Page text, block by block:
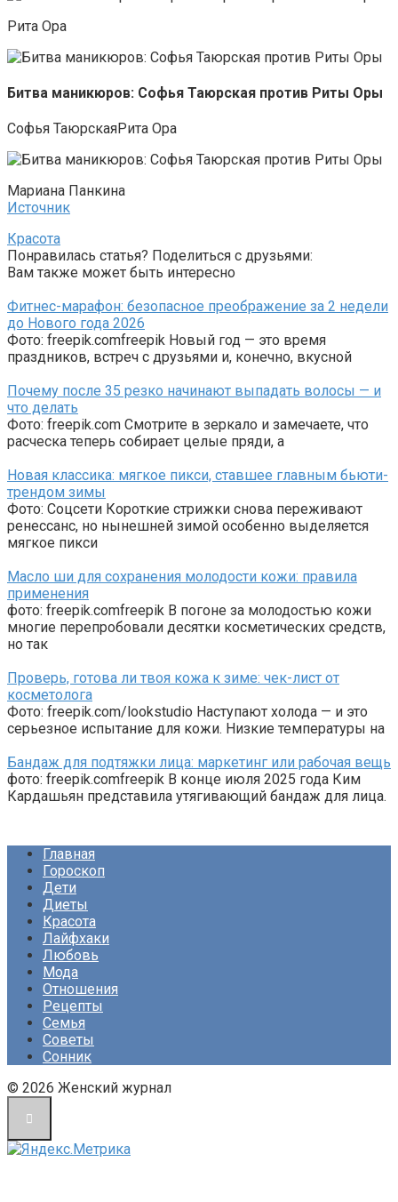
Рита Ора
Битва маникюров: Софья Таюрская против Риты Оры
Софья ТаюрскаяРита Ора
Мариана Панкина
Источник
Красота
Понравилась статья? Поделиться с друзьями:
Вам также может быть интересно
Фитнес-марафон: безопасное преображение за 2 недели
до Нового года 2026
Фото: freepik.comfreepik Новый год — это время
праздников, встреч с друзьями и, конечно, вкусной
Почему после 35 резко начинают выпадать волосы — и
что делать
Фото: freepik.com Смотрите в зеркало и замечаете, что
расческа теперь собирает целые пряди, а
Новая классика: мягкое пикси, ставшее главным бьюти-
трендом зимы
Фото: Соцсети Короткие стрижки снова переживают
ренессанс, но нынешней зимой особенно выделяется
мягкое пикси
Масло ши для сохранения молодости кожи: правила
применения
фото: freepik.comfreepik В погоне за молодостью кожи
многие перепробовали десятки косметических средств,
но так
Проверь, готова ли твоя кожа к зиме: чек-лист от
косметолога
Фото: freepik.com/lookstudio Наступают холода — и это
серьезное испытание для кожи. Низкие температуры на
Бандаж для подтяжки лица: маркетинг или рабочая вещь
фото: freepik.comfreepik В конце июля 2025 года Ким
Кардашьян представила утягивающий бандаж для лица.
Главная
Гороскоп
Дети
Диеты
Красота
Лайфхаки
Любовь
Мода
Отношения
Рецепты
Семья
Советы
Сонник
© 2026 Женский журнал